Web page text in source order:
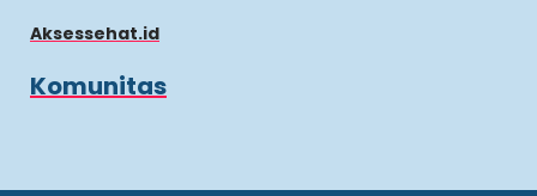
Aksessehat.id
Komunitas